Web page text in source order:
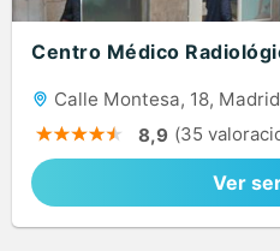
Centro Médico
Calle Montesa, 18,
8,9 (35
Ver